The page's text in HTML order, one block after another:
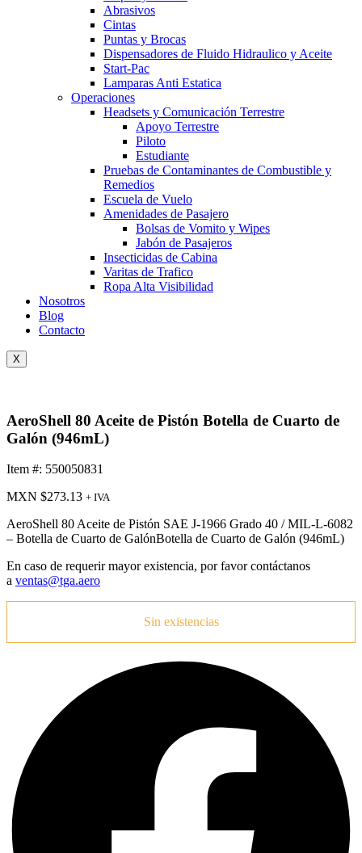
Abrasivos
Cintas
Puntas y Brocas
Dispensadores de Fluido Hidraulico y Aceite
Start-Pac
Lamparas Anti Estatica
Operaciones
Headsets y Comunicación Terrestre
Apoyo Terrestre
Piloto
Estudiante
Pruebas de Contaminantes de Combustible y
Remedios
Escuela de Vuelo
Amenidades de Pasajero
Bolsas de Vomito y Wipes
Jabón de Pasajeros
Insecticidas de Cabina
Varitas de Trafico
Ropa Alta Visibilidad
Nosotros
Blog
Contacto
X
AeroShell 80 Aceite de Pistón Botella de Cuarto de
Galón (946mL)
Item #: 550050831
MXN $273.13 + IVA
AeroShell 80 Aceite de Pistón SAE J-1966 Grado 40 / MIL-L-6082
– Botella de Cuarto de GalónBotella de Cuarto de Galón (946mL)
En caso de requerir mayor existencia, por favor contáctanos
a ventas@tga.aero
Sin existencias